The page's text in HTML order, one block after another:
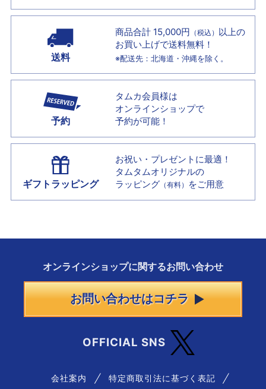
送料
商品合計 15,000円 （税込） 以上の
お買い上げで送料無料！
※配送先：北海道・沖縄を除く。
予約
タムカ会員様は
オンラインショップで
予約が可能！
ギフトラッピング
お祝い・プレゼントに最適！
タムタムオリジナルの
ラッピング （有料） をご用意
オンラインショップに関するお問い合わせ
お問い合わせはコチラ
OFFICIAL SNS
会社案内 特定商取引法に基づく表記